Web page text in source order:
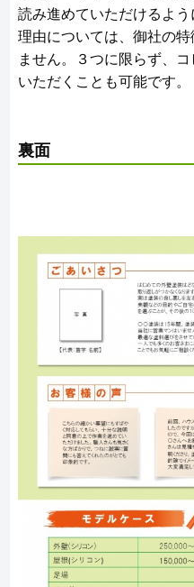
読み進めていただけるよ
理由については、御社の
ません。３つに限らず、
いただくことも可能です。
裏面